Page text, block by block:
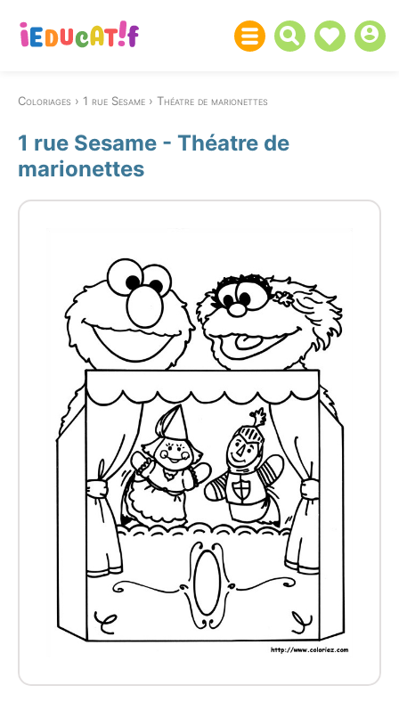
Coloriages 1 rue Sesame Théatre de marionettes
1 rue Sesame - Théatre de
marionettes